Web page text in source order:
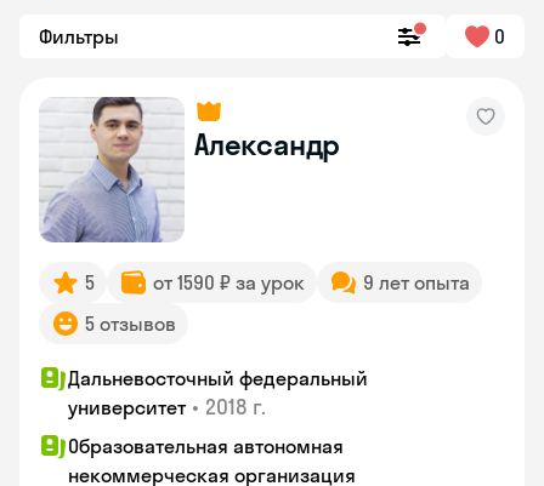
Фильтры 0
Александр
5 от 1590 ₽ за урок
9 лет опыта
5 отзывов
Дальневосточный федеральный
университет • 2018 г.
Образовательная автономная
некоммерческая организация